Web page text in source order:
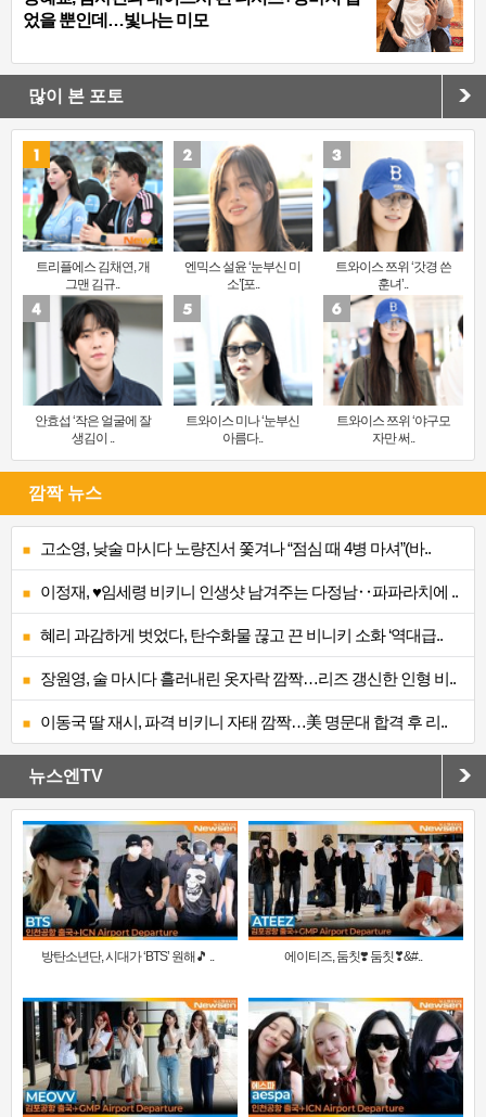
었을 뿐인데…빛나는 미모
많이 본 포토
트리플에스 김채연, 개
그맨 김규..
엔믹스 설윤 ‘눈부신 미
소’[포..
트와이스 쯔위 ‘갓경 쓴
훈녀’..
안효섭 ‘작은 얼굴에 잘
생김이 ..
트와이스 미나 ‘눈부신
아름다..
트와이스 쯔위 ‘야구모
자만 써..
깜짝 뉴스
고소영, 낮술 마시다 노량진서 쫓겨나 “점심 때 4병 마셔”(바..
이정재, ♥임세령 비키니 인생샷 남겨주는 다정남‥파파라치에 ..
혜리 과감하게 벗었다, 탄수화물 끊고 끈 비니키 소화 ‘역대급..
장원영, 술 마시다 흘러내린 옷자락 깜짝…리즈 갱신한 인형 비..
이동국 딸 재시, 파격 비키니 자태 깜짝…美 명문대 합격 후 리..
뉴스엔TV
방탄소년단, 시대가 ‘BTS’ 원해🎵 .. 에이티즈, 둠칫❣️ 둠칫❣&#..